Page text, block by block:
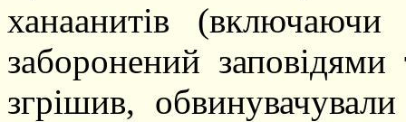
ханаанитів
заборонений
згрішив,